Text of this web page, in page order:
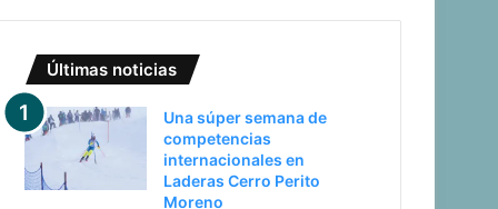
Últimas noticias
Una súper semana de
competencias
internacionales en
Laderas Cerro Perito
Moreno